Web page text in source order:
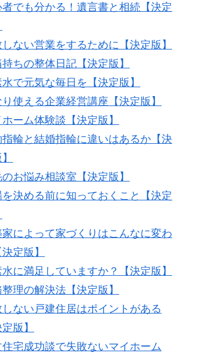
でも分かる！遺言書と相続【決定
ない営業をするために【決定版】
ちの整体日記【決定版】
で元気な毎日を【決定版】
使える企業経営講座【決定版】
ーム体験談【決定版】
指輪と結婚指輪に違いはあるか【決
お悩み相談室【決定版】
を決める前に知っておくこと【決定
によって家づくりはこんなに変わ
定版】
に満足していますか？【決定版】
理の解決法【決定版】
しない戸建住居はポイントがある
定版】
宅成功談で失敗ないマイホーム